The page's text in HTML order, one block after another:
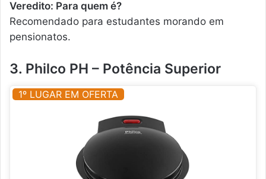
Veredito: Para quem é?
Recomendado para estudantes morando em
pensionatos.
3. Philco PH – Potência Superior
1º LUGAR EM OFERTA